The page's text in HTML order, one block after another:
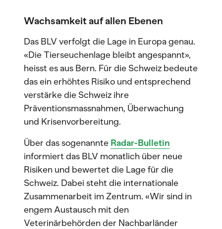
Wachsamkeit auf allen Ebenen
Das BLV verfolgt die Lage in Europa genau.
«Die Tierseuchenlage bleibt angespannt»,
heisst es aus Bern. Für die Schweiz bedeute
das ein erhöhtes Risiko und entsprechend
verstärke die Schweiz ihre
Präventionsmassnahmen, Überwachung
und Krisenvorbereitung.
Über das sogenannte Radar-Bulletin
informiert das BLV monatlich über neue
Risiken und bewertet die Lage für die
Schweiz. Dabei steht die internationale
Zusammenarbeit im Zentrum. «Wir sind in
engem Austausch mit den
Veterinärbehörden der Nachbarländer